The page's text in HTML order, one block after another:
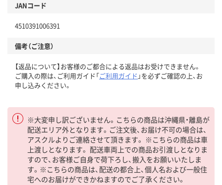
JANコード
4510391006391
備考（ご注意）
【返品について】お客様のご都合による返品はお受けできません。
ご購入の際は、ご利用ガイド「ご利用ガイド 」を必ずご確認の上、お
申し込みください。
※大変申し訳ございません。こちらの商品は沖縄県・離島が
配送エリア外となります。ご注文後、お届け不可の場合は、
アスクルよりご連絡させて頂きます。 ※こちらの商品は車
上渡しとなります。 配送車両上での商品お引渡しとなりま
すので、お客様ご自身で荷下ろし、搬入をお願いいたしま
す。※こちらの商品は、配送の都合上、個人名および一般住
宅へのお届けができかねますのでご了承ください。